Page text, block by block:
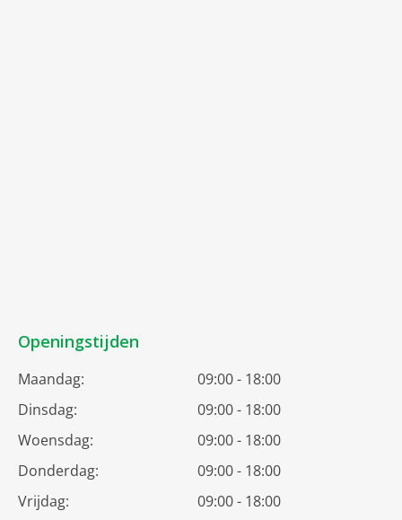
Openingstijden
Maandag:
09:00 - 18:00
Dinsdag:
09:00 - 18:00
Woensdag:
09:00 - 18:00
Donderdag:
09:00 - 18:00
Vrijdag:
09:00 - 18:00